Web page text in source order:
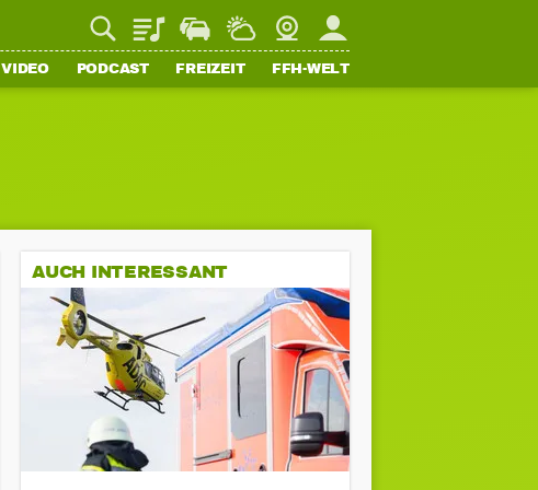
PlaylistStaupilotWetterWebcamMein FFH
VIDEO PODCAST FREIZEIT FFH-WELT
AUCH INTERESSANT